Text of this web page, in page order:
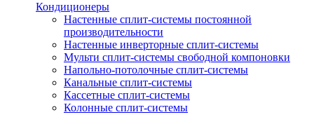
Кондиционеры
Настенные сплит-системы постоянной
производительности
Настенные инверторные сплит-системы
Мульти сплит-системы свободной компоновки
Напольно-потолочные сплит-системы
Канальные сплит-системы
Кассетные сплит-системы
Колонные сплит-системы